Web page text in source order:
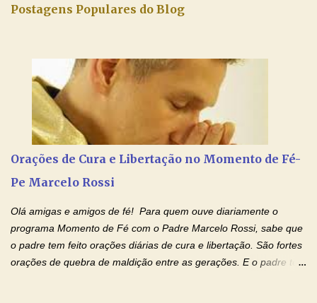
esta abençoada semana de orações no programa de rádio
tenha fé, creia firmemente e ore incessantemente até que o
Kairós aconteça em sua vida. Fique no Amor Ágape de Jesus e
no Amor Materno de Nossa Senhora. Adriana-Devoção e Fé
Mensagem do Padre Marcelo Rossi por E-mail: Amados!! Nesta
quarta feira, vamos orar pelas pessoas que sofrem com as
doenças do coração, NO SAGRADO CORAÇÃO DE JESUS E NO
Postagens Populares do Blog
Orações de Cura e Libertação no Momento de Fé-
Pe Marcelo Rossi
Olá amigas e amigos de fé! Para quem ouve diariamente o
programa Momento de Fé com o Padre Marcelo Rossi, sabe que
o padre tem feito orações diárias de cura e libertação. São fortes
orações de quebra de maldição entre as gerações. E o padre tem